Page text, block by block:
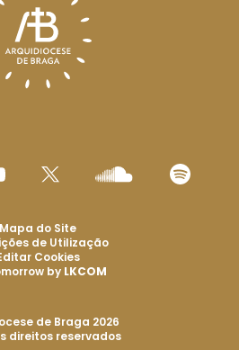
de Braga 2026
direitos reservados
Mapa do Site
de Utilização
Cookies
by LKCOM